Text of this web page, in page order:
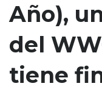
Año),
del
tiene